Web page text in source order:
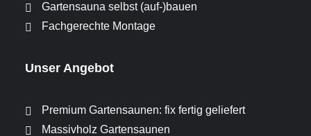
Gartensauna selbst (auf-)bauen
Fachgerechte Montage
Unser Angebot
Premium Gartensaunen: fix fertig geliefert
Massivholz Gartensaunen